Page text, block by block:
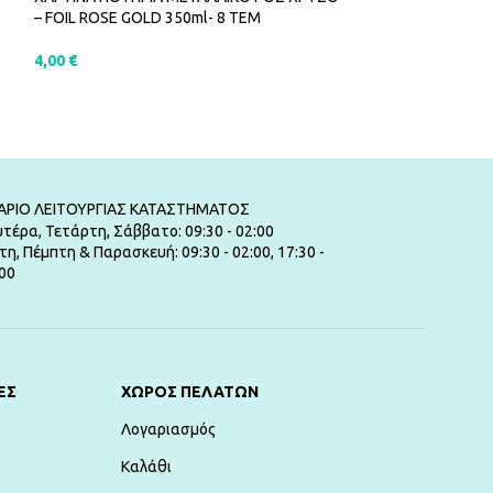
– FOIL ROSE GOLD 350ml- 8 ΤΕΜ
4,00 €
ΛΕΙΤΟΥΡΓΙΑΣ ΚΑΤΑΣΤΗΜΑΤΟΣ
Τετάρτη, Σάββατο: 09:30 - 02:00
Πέμπτη & Παρασκευή: 09:30 - 02:00, 17:30 -
ΧΏΡΟΣ ΠΕΛΑΤΏΝ
Λογαριασμός
Καλάθι